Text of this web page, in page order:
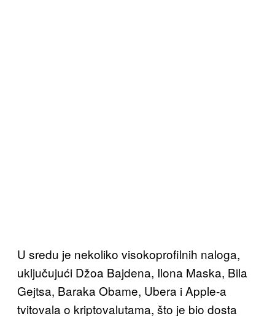
U sredu je nekoliko visokoprofilnih naloga,
uključujući Džoa Bajdena, Ilona Maska, Bila
Gejtsa, Baraka Obame, Ubera i Apple-a
tvitovala o kriptovalutama, što je bio dosta